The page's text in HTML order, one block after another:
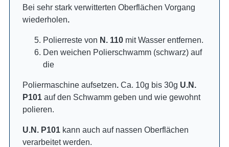
Bei sehr stark verwitterten Oberflächen Vorgang
wiederholen.
Polierreste von N. 110 mit Wasser entfernen.
Den weichen Polierschwamm (schwarz) auf
die
Poliermaschine aufsetzen. Ca. 10g bis 30g U.N.
P101 auf den Schwamm geben und wie gewohnt
polieren.
U.N. P101 kann auch auf nassen Oberflächen
verarbeitet werden.